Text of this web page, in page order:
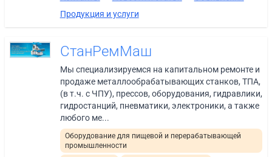
Продукция и услуги
СтанРемМаш
Мы специализируемся на капитальном ремонте и
продаже металлообрабатывающих станков, ТПА,
(в т.ч. с ЧПУ), прессов, оборудования, гидравлики,
гидростанций, пневматики, электроники, а также
любого ме...
Оборудование для пищевой и перерабатывающей
промышленности